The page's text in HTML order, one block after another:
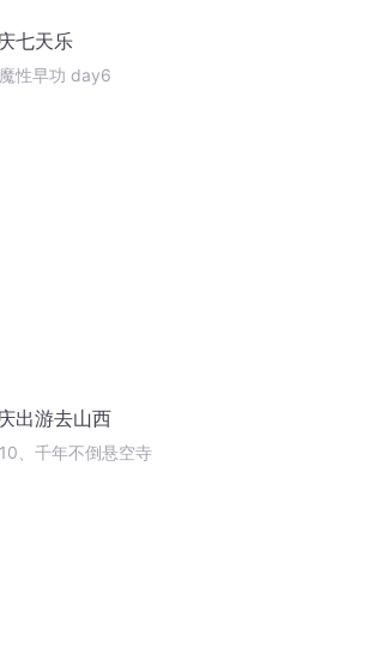
七天乐
魔性早功 day6
出游去山西
10、千年不倒悬空寺